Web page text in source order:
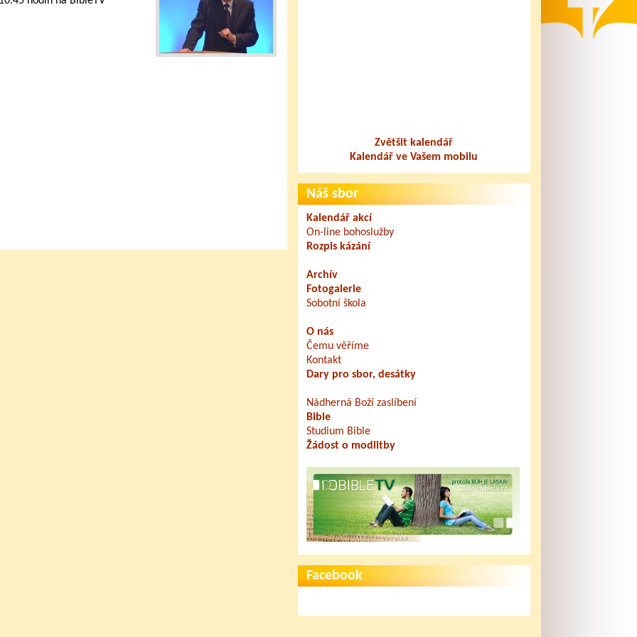
Zvětšit kalendář
Kalendář ve Vašem mobilu
Náš sbor
Kalendář akcí
On-line bohoslužby
Rozpis kázání
Archív
Fotogalerie
Sobotní škola
O nás
Čemu věříme
Kontakt
Dary pro sbor, desátky
Nádherná Boží zaslíbení
Bible
Studium Bible
Žádost o modlitby
Facebook